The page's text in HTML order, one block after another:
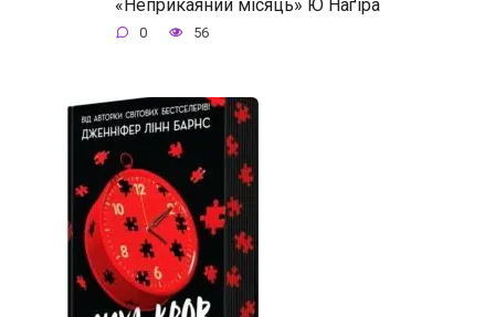
«Неприкаяний місяць» Ю Наґіра
0 56